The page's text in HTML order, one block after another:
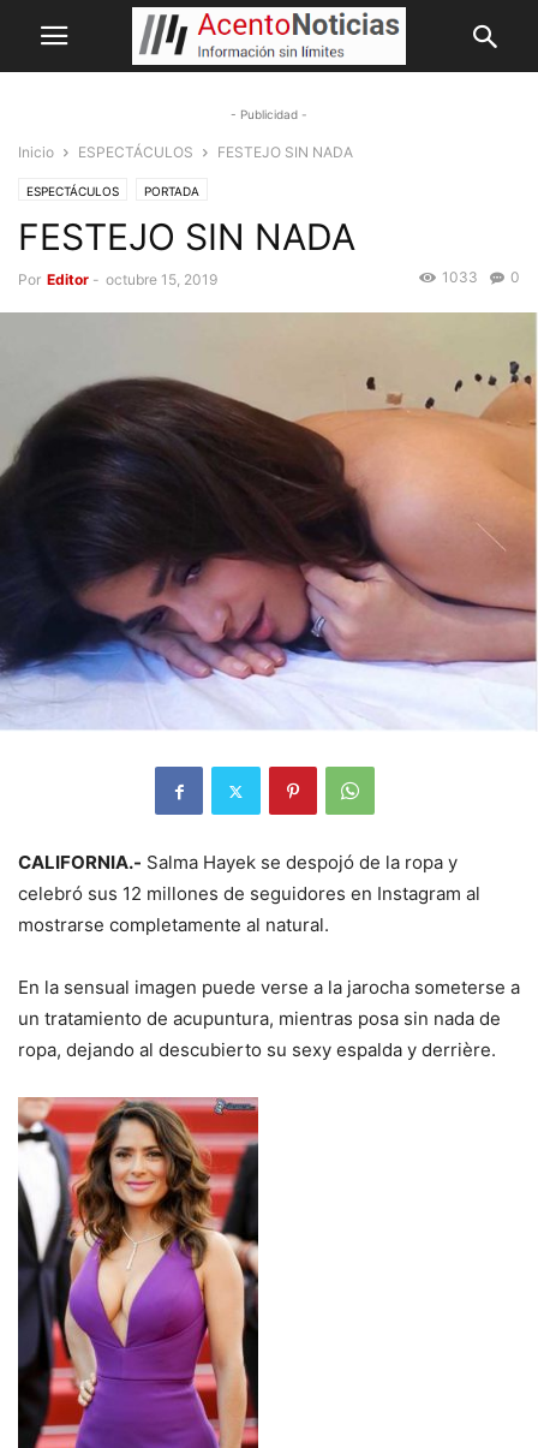
- Publicidad -
Inicio ESPECTÁCULOS FESTEJO SIN NADA
ESPECTÁCULOS PORTADA
FESTEJO SIN NADA
Por Editor - octubre 15, 2019 0
1033
CALIFORNIA.- Salma Hayek se despojó de la ropa y
celebró sus 12 millones de seguidores en Instagram al
mostrarse completamente al natural.
En la sensual imagen puede verse a la jarocha someterse a
un tratamiento de acupuntura, mientras posa sin nada de
ropa, dejando al descubierto su sexy espalda y derrière.